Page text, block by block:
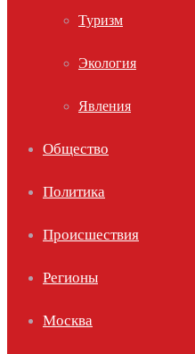
Туризм
Экология
Явления
Общество
Политика
Происшествия
Регионы
Москва